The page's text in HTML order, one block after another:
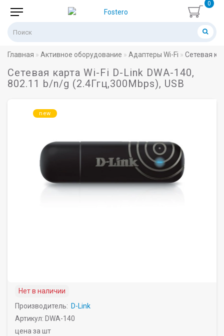
0
Главная Активное оборудование Адаптеры Wi-Fi Сетевая
Сетевая карта Wi-Fi D-Link DWA-140,
802.11 b/n/g (2.4Ггц,300Mbps), USB
new
Нет в наличии
Производитель: D-Link
Артикул: DWA-140
цена за шт